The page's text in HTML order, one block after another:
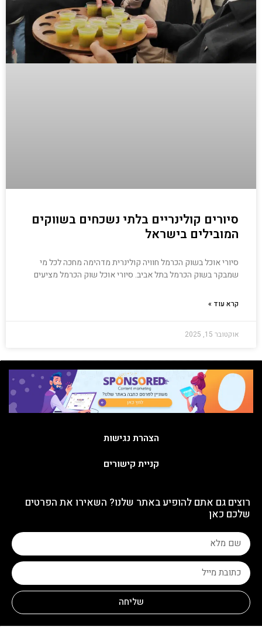
סיורים קולינריים בלתי נשכחים בשווקים
המובילים בישראל
סיורי אוכל בשוק הכרמל חוויה קולינרית מדהימה מחכה לכל מי
שמבקר בשוק הכרמל בתל אביב. סיורי אוכל שוק הכרמל מציעים
קרא עוד »
אוקטובר 15, 2025
הצהרת נגישות
קניית קישורים
רוצים גם אתם להופיע באתר שלנו? השאירו את הפרטים
שלכם כאן
שליחה